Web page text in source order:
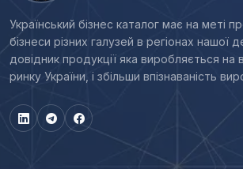
Український бізнес каталог має на меті
бізнеси різних галузей в регіонах нашої
довідник продукції яка виробляється на
ринку України, і збільши впізнаваність